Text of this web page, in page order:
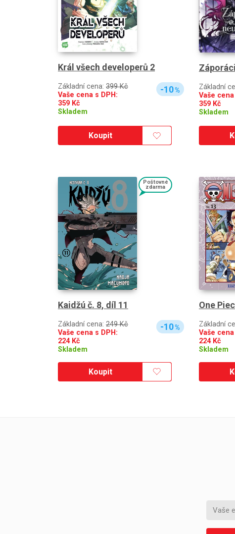
Král všech developerů 2
Základní cena: 399 Kč
Vaše cena s DPH:
359 Kč
Skladem
-10%
Koupit
Základní
Vaše
359 Kč
Skladem
Poštovné
zdarma
Kaidžú č. 8, díl 11
Základní cena: 249 Kč
Vaše cena s DPH:
224Kč
Skladem
-10%
Koupit
One
Základní
Vaše
224Kč
Skladem